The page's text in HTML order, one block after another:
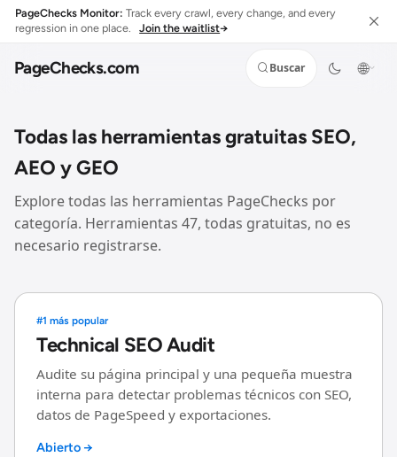
PageChecks Monitor: Track every crawl, every change, and every
regression in one place.
Join the waitlist→
PageChecks.com Buscar 🌐
Inicio
Descripción general de PageChecks y herramientas gratuitas
destacadas de SEO.
Explore todas las herramientas en una vista de directorio.
En la página SEO
Meta tags, fragmentos, esquema y comprobaciones de SEO en la
página.
Técnico SEO
técnicas de SEO.
Todas las herramientas gratuitas SEO,
AEO y GEO
Explore todas las herramientas PageChecks por
categoría. Herramientas 47, todas gratuitas, no es
necesario registrarse.
#1 más popular
Technical SEO Audit
Audite su página principal y una pequeña muestra
interna para detectar problemas técnicos con SEO,
datos de PageSpeed ​​y exportaciones.
Abierto →